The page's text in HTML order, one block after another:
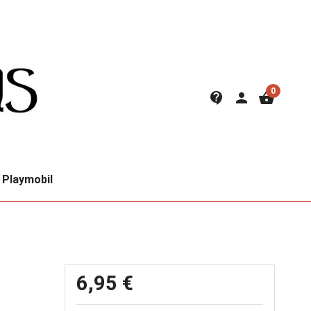
contact_support person shopping_basket0
Playmobil
6,95 €